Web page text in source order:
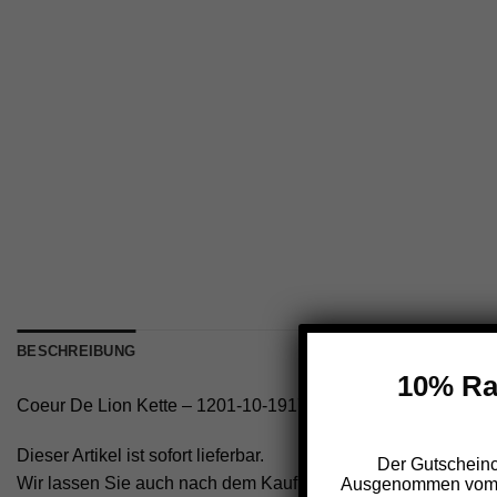
BESCHREIBUNG
Coeur De Lion Kette – 1201-10-1917
Dieser Artikel ist sofort lieferbar.
Wir lassen Sie auch nach dem Kauf nicht im Regen stehen.
10%
Der
Ausgenommen